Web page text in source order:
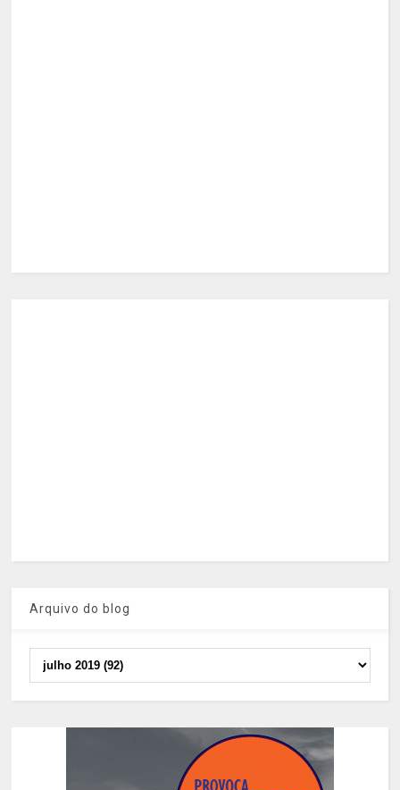
Arquivo do blog